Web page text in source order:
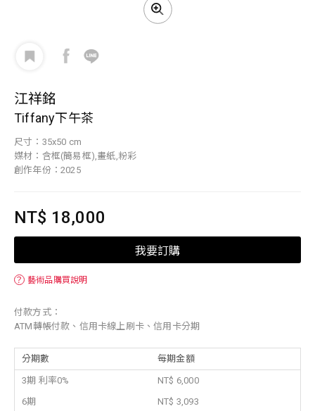
江祥銘
Tiffany下午茶
尺寸：35x50 cm
媒材：含框(簡易框),畫紙,粉彩
創作年份：2025
NT$ 18,000
我要訂購
？ 藝術品購買說明
付款方式：
ATM轉帳付款、信用卡線上刷卡、信用卡分期
分期數 每期金額
3期 利率0%
NT$ 6,000
6期
NT$ 3,093